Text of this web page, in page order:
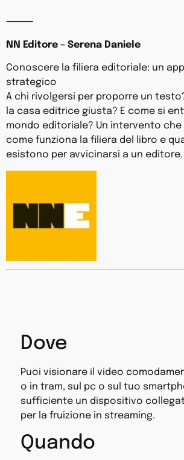
⸻
NN Editore – Serena Daniele
Conoscere la filiera editoriale: un
strategico
A chi rivolgersi per proporre un
la casa editrice giusta? E come si
mondo editoriale? Un intervento
come funziona la filiera del libro e
esistono per avvicinarsi a un editore.
Dove
Puoi visionare il video
o in tram, sul pc o sul tuo
sufficiente un dispositivo
per la fruizione in streaming.
Quando